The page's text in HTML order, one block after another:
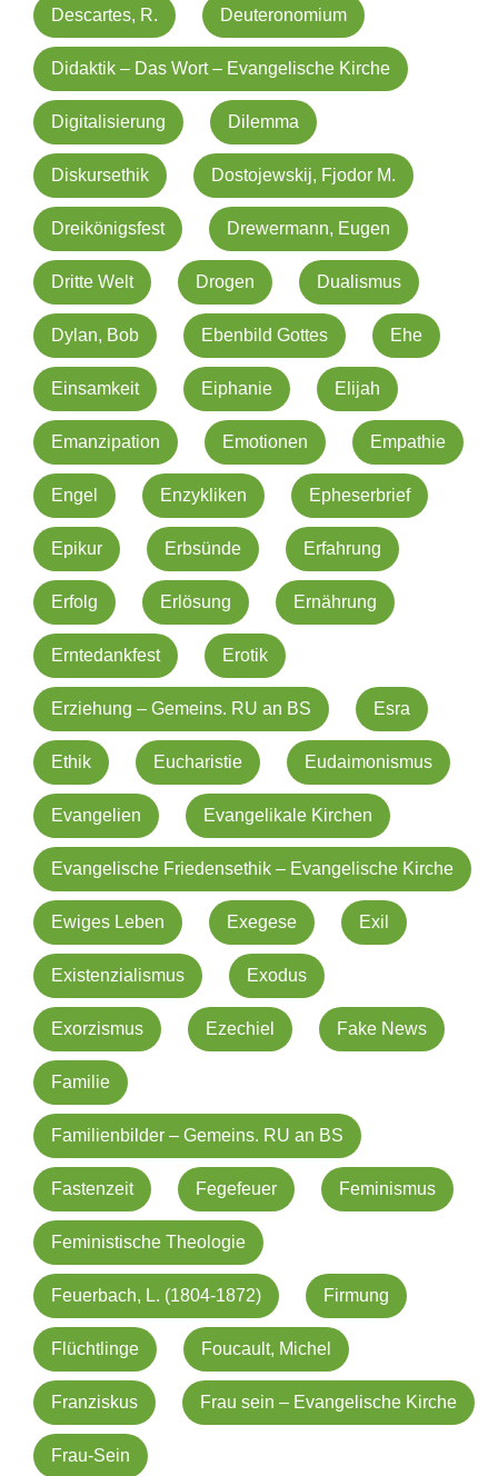
Descartes, R. Deuteronomium
Didaktik – Das Wort – Evangelische Kirche
Digitalisierung Dilemma
Diskursethik Dostojewskij, Fjodor M.
Dreikönigsfest Drewermann, Eugen
Dritte Welt Drogen Dualismus
Dylan, Bob Ebenbild Gottes Ehe
Einsamkeit Eiphanie Elijah
Emanzipation Emotionen Empathie
Engel Enzykliken Epheserbrief
Epikur Erbsünde Erfahrung
Erfolg Erlösung Ernährung
Erntedankfest Erotik
Erziehung – Gemeins. RU an BS Esra
Ethik Eucharistie Eudaimonismus
Evangelien Evangelikale Kirchen
Evangelische Friedensethik – Evangelische Kirche
Ewiges Leben Exegese Exil
Existenzialismus Exodus
Exorzismus Ezechiel Fake News
Familie
Familienbilder – Gemeins. RU an BS
Fastenzeit Fegefeuer Feminismus
Feministische Theologie
Feuerbach, L. (1804-1872) Firmung
Flüchtlinge Foucault, Michel
Franziskus Frau sein – Evangelische Kirche
Frau-Sein